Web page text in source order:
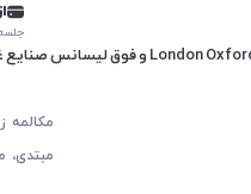
از
جلسه ۱
مبتدی،